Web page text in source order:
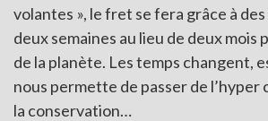
volantes », le fret se fera grâce à
deux semaines au lieu de deux mois
de la planète. Les temps changent,
nous permette de passer de l’hyper
la conservation…